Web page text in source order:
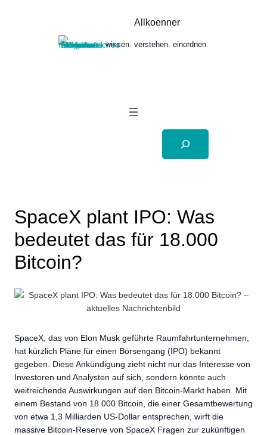
Allkoenner
wissen. verstehen. einordnen.
Suchen
SpaceX plant IPO: Was
bedeutet das für 18.000
Bitcoin?
SpaceX, das von Elon Musk geführte Raumfahrtunternehmen,
hat kürzlich Pläne für einen Börsengang (IPO) bekannt
gegeben. Diese Ankündigung zieht nicht nur das Interesse von
Investoren und Analysten auf sich, sondern könnte auch
weitreichende Auswirkungen auf den Bitcoin-Markt haben. Mit
einem Bestand von 18.000 Bitcoin, die einer Gesamtbewertung
von etwa 1,3 Milliarden US-Dollar entsprechen, wirft die
massive Bitcoin-Reserve von SpaceX Fragen zur zukünftigen